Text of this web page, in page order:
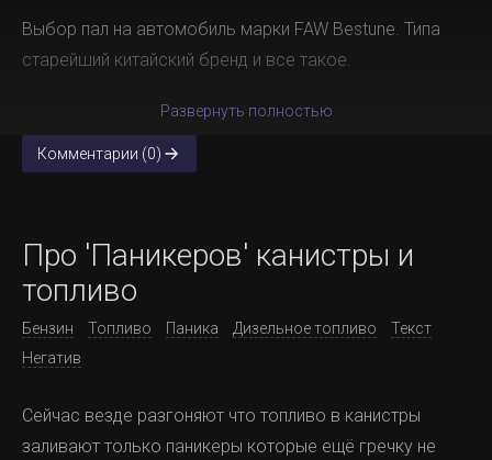
Выбор пал на автомобиль марки FAW Bestune. Типа
старейший китайский бренд и все такое.
Развернуть полностью
Комментарии (0)
Про 'Паникеров' канистры и
топливо
Бензин Топливо Паника Дизельное топливо
Текст
Негатив
Сейчас везде разгоняют что топливо в канистры
заливают только паникеры которые ещё гречку не